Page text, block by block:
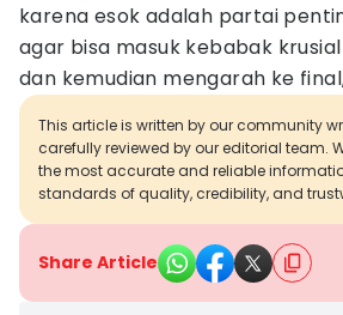
karena esok adalah partai
agar bisa masuk kebabak
dan kemudian mengarah ke
This article is written by our community
carefully reviewed by our editorial team.
the most accurate and reliable
standards of quality, credibility, and
Share Article